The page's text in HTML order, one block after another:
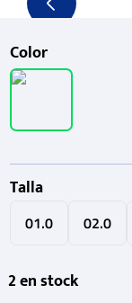
Color
Talla
01.0 02.0
2en stock